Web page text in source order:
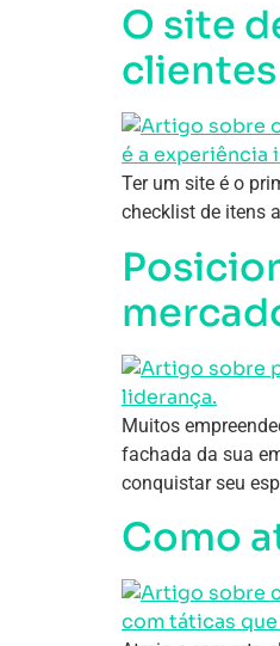
O site
clientes
Ter um site é o
checklist de itens
Muitos
fachada da sua
conquistar seu
Como